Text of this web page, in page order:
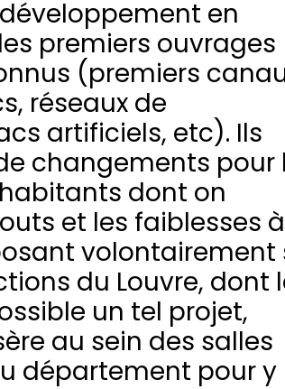
en
premiers ouvrages
(premiers
réseaux de
artificiels, etc). Ils
changements pour
dont on
et les faiblesses à
volontairement
du Louvre, dont
un tel projet,
au sein des salles
département pour y